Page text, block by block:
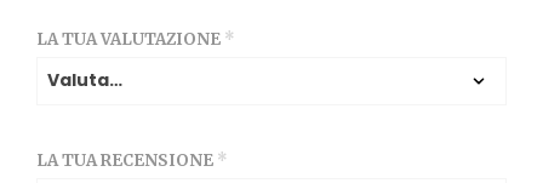
LA TUA VALUTAZIONE *
LA TUA RECENSIONE *